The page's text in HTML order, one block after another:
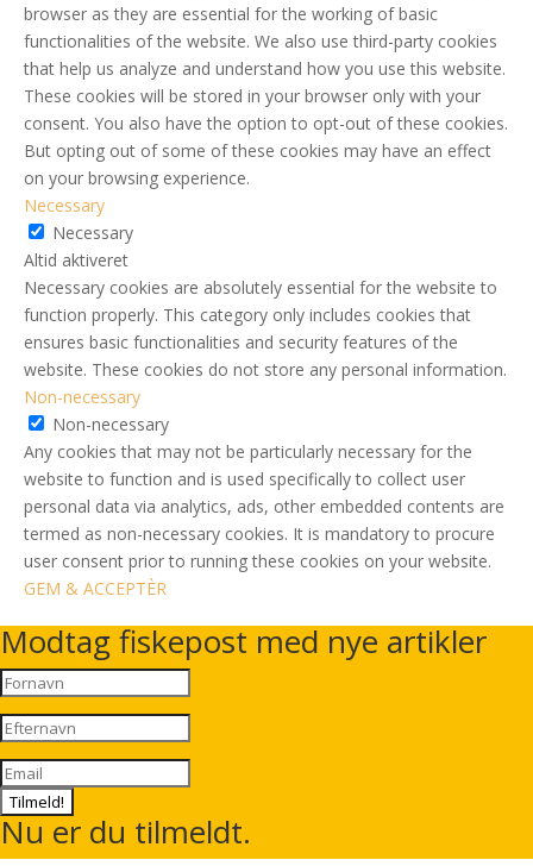
browser as they are essential for the working of basic
functionalities of the website. We also use third-party cookies
that help us analyze and understand how you use this website.
These cookies will be stored in your browser only with your
consent. You also have the option to opt-out of these cookies.
But opting out of some of these cookies may have an effect
on your browsing experience.
Necessary
Necessary
Altid aktiveret
Necessary cookies are absolutely essential for the website to
function properly. This category only includes cookies that
ensures basic functionalities and security features of the
website. These cookies do not store any personal information.
Non-necessary
Non-necessary
Any cookies that may not be particularly necessary for the
website to function and is used specifically to collect user
personal data via analytics, ads, other embedded contents are
termed as non-necessary cookies. It is mandatory to procure
user consent prior to running these cookies on your website.
GEM & ACCEPTÈR
Modtag fiskepost med nye artikler
Tilmeld!
Nu er du tilmeldt.